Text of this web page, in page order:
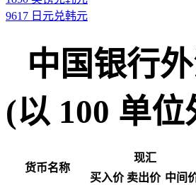
9617 日元兑韩元
中国银行
(以 100 单
货币名称
现汇
买入价 卖出价 中间